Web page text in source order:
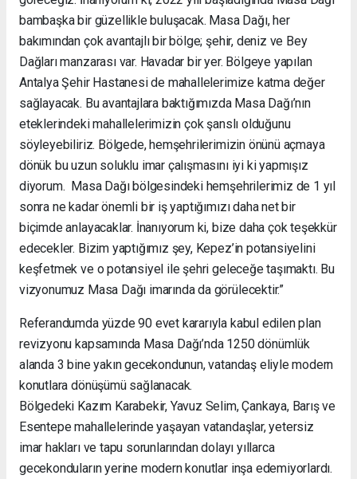
bambaşka bir güzellikle buluşacak. Masa Dağı, her
bakımından çok avantajlı bir bölge; şehir, deniz ve Bey
Dağları manzarası var. Havadar bir yer. Bölgeye yapılan
Antalya Şehir Hastanesi de mahallelerimize katma değer
sağlayacak. Bu avantajlara baktığımızda Masa Dağı’nın
eteklerindeki mahallelerimizin çok şanslı olduğunu
söyleyebiliriz. Bölgede, hemşehrilerimizin önünü açmaya
dönük bu uzun soluklu imar çalışmasını iyi ki yapmışız
diyorum. Masa Dağı bölgesindeki hemşehrilerimiz de 1 yıl
sonra ne kadar önemli bir iş yaptığımızı daha net bir
biçimde anlayacaklar. İnanıyorum ki, bize daha çok teşekkür
edecekler. Bizim yaptığımız şey, Kepez’in potansiyelini
keşfetmek ve o potansiyel ile şehri geleceğe taşımaktı. Bu
vizyonumuz Masa Dağı imarında da görülecektir.”
Referandumda yüzde 90 evet kararıyla kabul edilen plan
revizyonu kapsamında Masa Dağı’nda 1250 dönümlük
alanda 3 bine yakın gecekondunun, vatandaş eliyle modern
konutlara dönüşümü sağlanacak.
Bölgedeki Kazım Karabekir, Yavuz Selim, Çankaya, Barış ve
Esentepe mahallelerinde yaşayan vatandaşlar, yetersiz
imar hakları ve tapu sorunlarından dolayı yıllarca
gecekonduların yerine modern konutlar inşa edemiyorlardı.